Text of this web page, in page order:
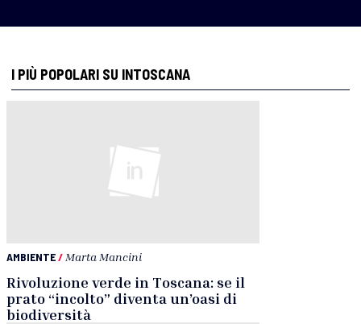
I PIÙ POPOLARI SU INTOSCANA
AMBIENTE/ Marta Mancini
Rivoluzione verde in Toscana: se il
prato “incolto” diventa un’oasi di
biodiversità